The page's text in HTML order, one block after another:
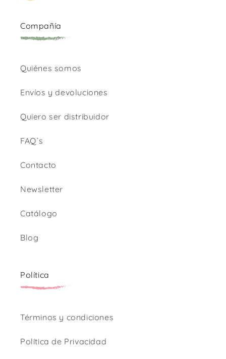
Compañía
Quiénes somos
Envíos y devoluciones
Quiero ser distribuidor
FAQ´s
Contacto
Newsletter
Catálogo
Blog
Política
Términos y condiciones
Política de Privacidad